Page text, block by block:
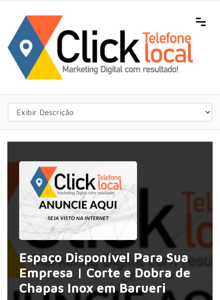
Espaço Disponível Para Sua
Empresa | Corte e Dobra de
Chapas Inox em Barueri